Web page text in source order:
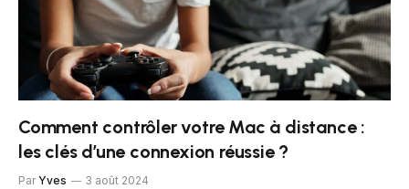
Comment contrôler votre Mac à distance :
les clés d’une connexion réussie ?
Par Yves 3 août 2024